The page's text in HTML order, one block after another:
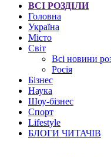
ВСІ РОЗДІЛИ
Головна
Україна
Місто
Світ
Всі новини
Росія
Бізнес
Наука
Шоу-бізнес
Спорт
Lifestyle
БЛОГИ ЧИТАЧІВ